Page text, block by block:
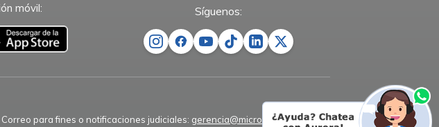
móvil: Síguenos:
Correo para fines o notificaciones judiciales: gerencia@microempresas.co